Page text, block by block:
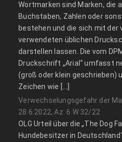
Wortmarken sind Marken, die
Buchstaben, Zahlen oder
bestehen und die sich mit der
verwendeten üblichen
darstellen lassen. Die vom
Druckschrift „Arial“ umfasst
(groß oder klein geschrieben)
Zeichen wie […]
Verwechselungsgefahr der
28.6.2022, Az. 6 W 32/22
OLG Urteil über die „The Dog
Hundebesitzer in